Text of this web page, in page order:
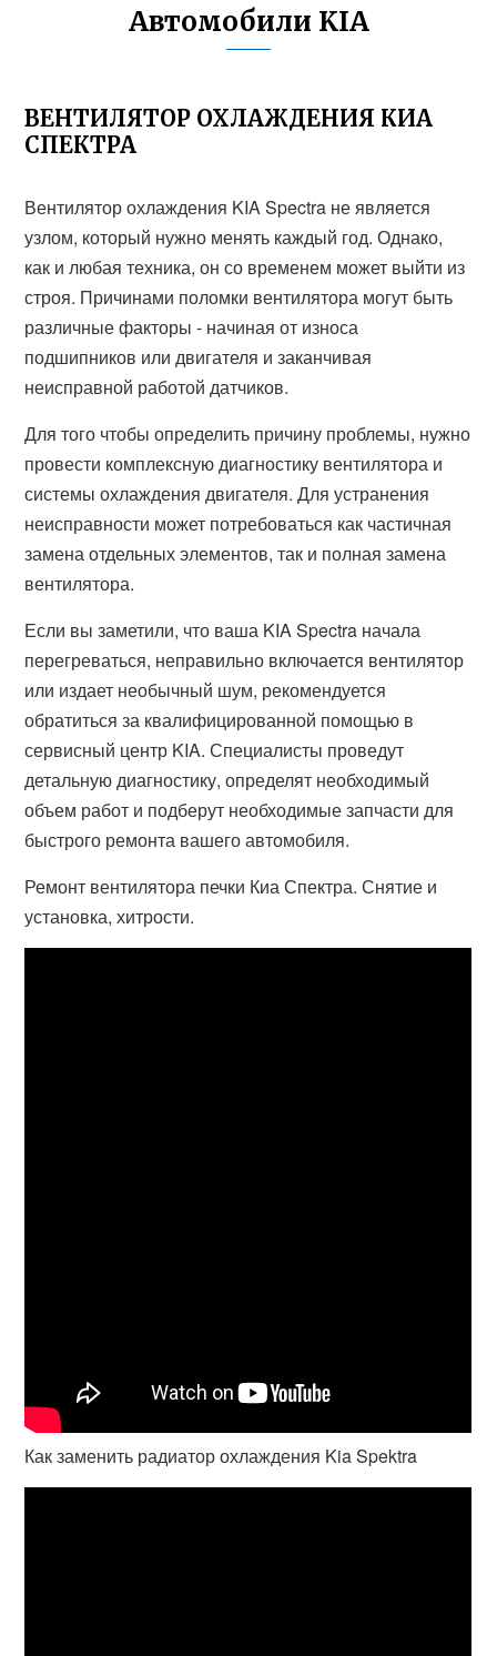
Автомобили KIA
ВЕНТИЛЯТОР ОХЛАЖДЕНИЯ КИА
СПЕКТРА
Вентилятор охлаждения KIA Spectra не является
узлом, который нужно менять каждый год. Однако,
как и любая техника, он со временем может выйти из
строя. Причинами поломки вентилятора могут быть
различные факторы - начиная от износа
подшипников или двигателя и заканчивая
неисправной работой датчиков.
Для того чтобы определить причину проблемы, нужно
провести комплексную диагностику вентилятора и
системы охлаждения двигателя. Для устранения
неисправности может потребоваться как частичная
замена отдельных элементов, так и полная замена
вентилятора.
Если вы заметили, что ваша KIA Spectra начала
перегреваться, неправильно включается вентилятор
или издает необычный шум, рекомендуется
обратиться за квалифицированной помощью в
сервисный центр KIA. Специалисты проведут
детальную диагностику, определят необходимый
объем работ и подберут необходимые запчасти для
быстрого ремонта вашего автомобиля.
Ремонт вентилятора печки Киа Спектра. Снятие и
установка, хитрости.
Как заменить радиатор охлаждения Kia Spektra